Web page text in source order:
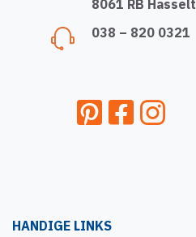
8061 RB Hasselt
038 – 820 0321
HANDIGE LINKS